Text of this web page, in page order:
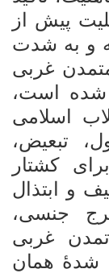
پیش از
و به شدت
غربی
شده است،
اسلامی
تبعیض،
کشتار
و ابتذال
جنسی،
غربی
شدۀ همان